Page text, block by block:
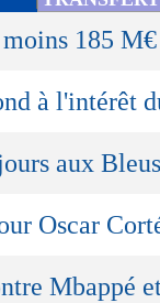
185
à l'intérêt
aux Bleus
Oscar
Mbappé